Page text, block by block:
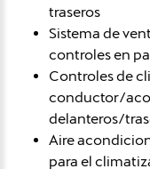
traseros
Sistema de
controles en
Controles de
conductor/
delanteros/
Aire
para el